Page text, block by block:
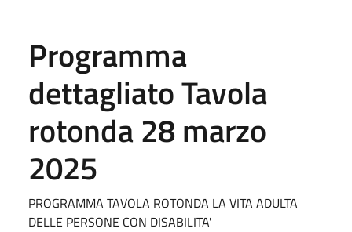
Programma
dettagliato Tavola
rotonda 28 marzo
2025
PROGRAMMA TAVOLA ROTONDA LA VITA ADULTA
DELLE PERSONE CON DISABILITA'